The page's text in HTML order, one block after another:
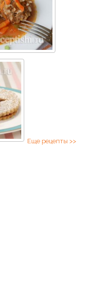
Еще рецепты >>